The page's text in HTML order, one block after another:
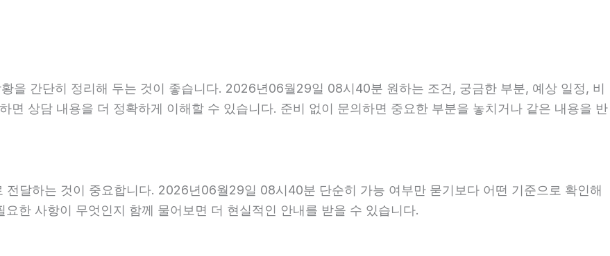
을 간단히 정리해 두는 것이 좋습니다. 2026년06월29일 08시40분 원하는 조건, 궁금한 부분, 예상 일정, 비
면 상담 내용을 더 정확하게 이해할 수 있습니다. 준비 없이 문의하면 중요한 부분을 놓치거나 같은 내용을 반
달하는 것이 중요합니다. 2026년06월29일 08시40분 단순히 가능 여부만 묻기보다 어떤 기준으로 확인해
한 사항이 무엇인지 함께 물어보면 더 현실적인 안내를 받을 수 있습니다.